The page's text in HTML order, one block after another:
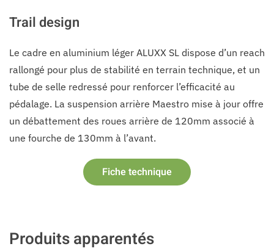
Trail design
Le cadre en aluminium léger ALUXX SL dispose d’un reach
rallongé pour plus de stabilité en terrain technique, et un
tube de selle redressé pour renforcer l’efficacité au
pédalage. La suspension arrière Maestro mise à jour offre
un débattement des roues arrière de 120mm associé à
une fourche de 130mm à l’avant.
Fiche technique
Produits apparentés